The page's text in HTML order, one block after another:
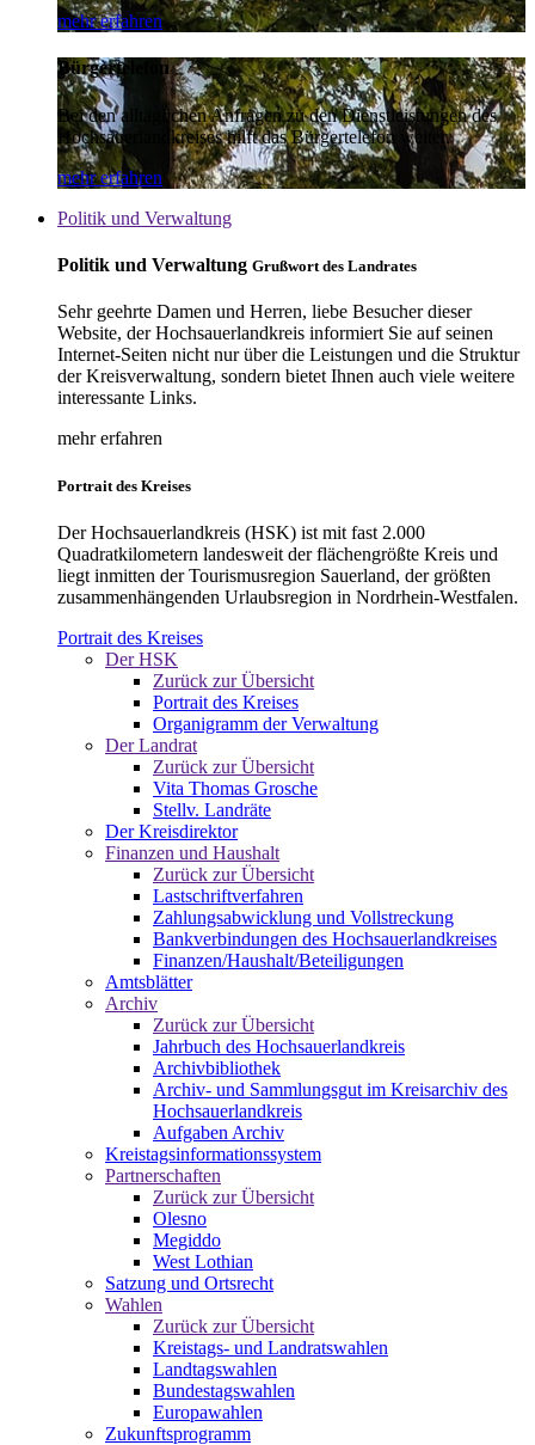
mehr erfahren
Bürgertelefon
Bei den alltäglichen Anfragen zu den Dienstleistungen des
Hochsauerlandkreises hilft das Bürgertelefon weiter.
mehr erfahren
Politik und Verwaltung
Politik und Verwaltung Grußwort des Landrates
Sehr geehrte Damen und Herren, liebe Besucher dieser
Website, der Hochsauerlandkreis informiert Sie auf seinen
Internet-Seiten nicht nur über die Leistungen und die Struktur
der Kreisverwaltung, sondern bietet Ihnen auch viele weitere
interessante Links.
mehr erfahren
Portrait des Kreises
Der Hochsauerlandkreis (HSK) ist mit fast 2.000
Quadratkilometern landesweit der flächengrößte Kreis und
liegt inmitten der Tourismusregion Sauerland, der größten
zusammenhängenden Urlaubsregion in Nordrhein-Westfalen.
Portrait des Kreises
Der HSK
Zurück zur Übersicht
Portrait des Kreises
Organigramm der Verwaltung
Der Landrat
Zurück zur Übersicht
Vita Thomas Grosche
Stellv. Landräte
Der Kreisdirektor
Finanzen und Haushalt
Zurück zur Übersicht
Lastschriftverfahren
Zahlungsabwicklung und Vollstreckung
Bankverbindungen des Hochsauerlandkreises
Finanzen/Haushalt/Beteiligungen
Amtsblätter
Archiv
Zurück zur Übersicht
Jahrbuch des Hochsauerlandkreis
Archivbibliothek
Archiv- und Sammlungsgut im Kreisarchiv des
Hochsauerlandkreis
Aufgaben Archiv
Kreistagsinformationssystem
Partnerschaften
Zurück zur Übersicht
Olesno
Megiddo
West Lothian
Satzung und Ortsrecht
Wahlen
Zurück zur Übersicht
Kreistags- und Landratswahlen
Landtagswahlen
Bundestagswahlen
Europawahlen
Zukunftsprogramm